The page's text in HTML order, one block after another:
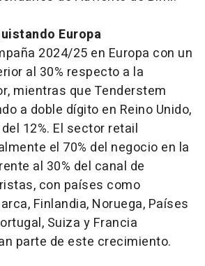
Europa
2024/25 en Europa con un
al 30% respecto a la
mientras que Tenderstem
a doble dígito en Reino Unido,
12%. El sector retail
el 70% del negocio en la
al 30% del canal de
con países como
Finlandia, Noruega, Países
Suiza y Francia
parte de este crecimiento.